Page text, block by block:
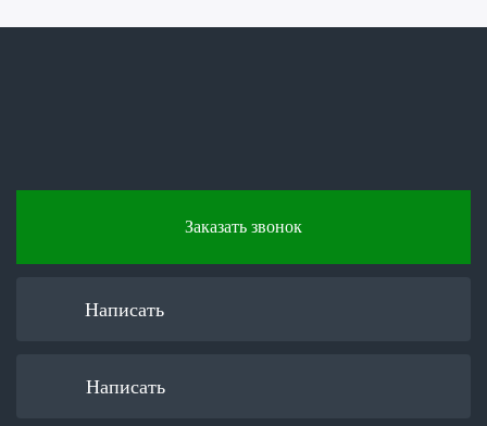
Заказать звонок
Написать
Написать